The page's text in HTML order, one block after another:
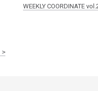
WEEKLY COORDINATE